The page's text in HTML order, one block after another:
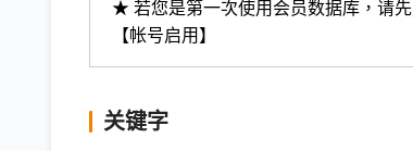
★ 若您是第一次使用会员数据库，请
【帐号启用】
关键字